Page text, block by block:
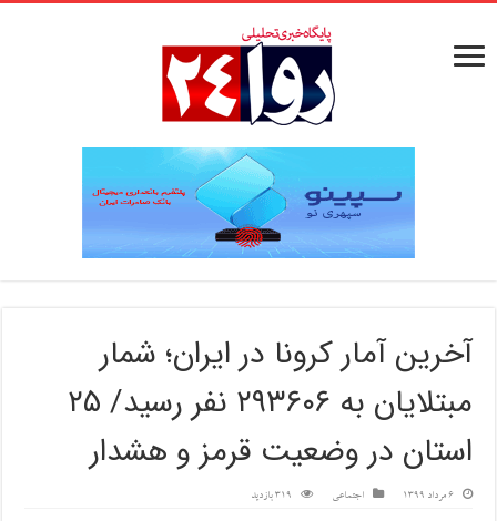
آخرین آمار کرونا در ایران؛ شمار
مبتلایان به ۲۹۳۶۰۶ نفر رسید/ ۲۵
استان در وضعیت قرمز و هشدار
6 مرداد 1399 اجتماعی 319 بازدید